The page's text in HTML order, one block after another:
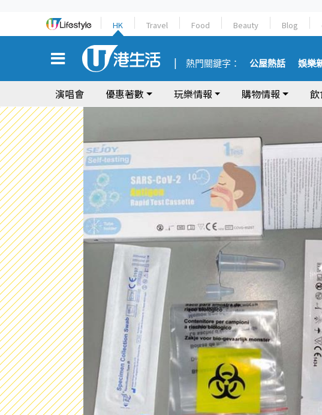
HK Travel Food Beauty Blog
熱門關鍵字： 公屋熱話 娛樂
演唱會 優惠著數 玩樂情報 購物情報 飲